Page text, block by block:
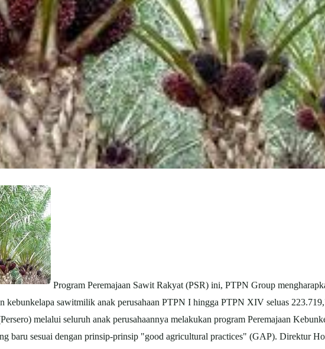
Program Peremajaan Sawit Rakyat (PSR) ini, PTPN Group
kebunkelapa sawitmilik anak perusahaan PTPN I hingga PTPN XIV seluas
melalui seluruh anak perusahaannya melakukan program Peremajaan Kebun
baru sesuai dengan prinsip-prinsip "good agricultural practices" (GAP). Direktur